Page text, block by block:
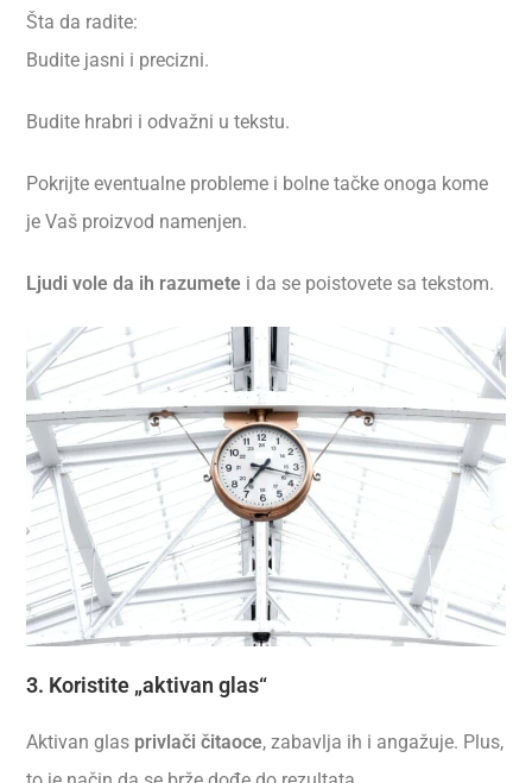
Šta da radite:
Budite jasni i precizni.
Budite hrabri i odvažni u tekstu.
Pokrijte eventualne probleme i bolne tačke onoga kome
je Vaš proizvod namenjen.
Ljudi vole da ih razumete i da se poistovete sa tekstom.
3. Koristite „aktivan glas“
Aktivan glas privlači čitaoce, zabavlja ih i angažuje. Plus,